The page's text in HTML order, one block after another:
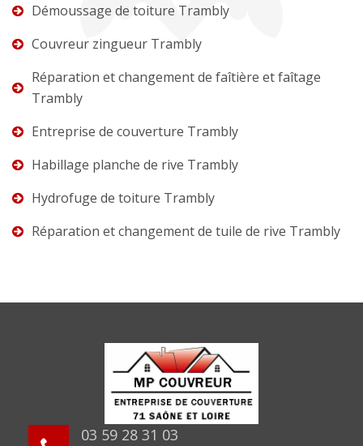
Démoussage de toiture Trambly
Couvreur zingueur Trambly
Réparation et changement de faîtière et faîtage
Trambly
Entreprise de couverture Trambly
Habillage planche de rive Trambly
Hydrofuge de toiture Trambly
Réparation et changement de tuile de rive Trambly
03 59 28 31 03